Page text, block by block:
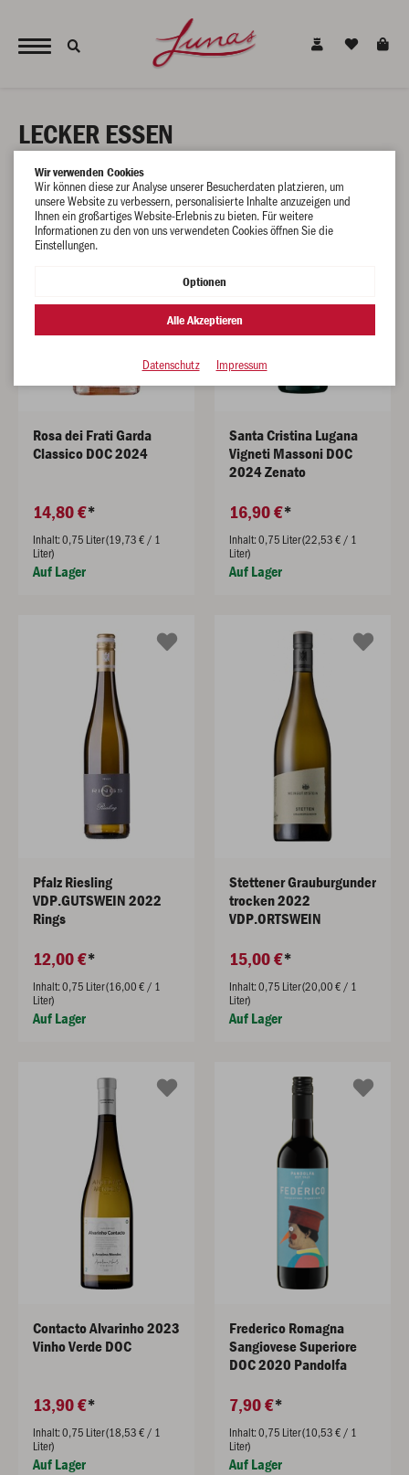
LECKER ESSEN
Rosa dei Frati Garda
Classico DOC 2024
14,80 €
Inhalt: 0,75 Liter (19,73 € / 1
Liter)
Auf Lager
Santa Cristina Lugana
Vigneti Massoni DOC
2024 Zenato
16,90 €
Inhalt: 0,75 Liter (22,53 € / 1
Liter)
Auf Lager
Pfalz Riesling
VDP.GUTSWEIN 2022
Rings
12,00 €
Inhalt: 0,75 Liter (16,00 € / 1
Liter)
Auf Lager
Stettener Grauburgunder
trocken 2022
VDP.ORTSWEIN
15,00 €
Inhalt: 0,75 Liter (20,00 € / 1
Liter)
Auf Lager
Contacto Alvarinho 2023
Vinho Verde DOC
13,90 €
Inhalt: 0,75 Liter (18,53 € / 1
Liter)
Auf Lager
Frederico Romagna
Sangiovese Superiore
DOC 2020 Pandolfa
7,90 €
Inhalt: 0,75 Liter (10,53 € / 1
Liter)
Auf Lager
Wir verwenden Cookies
Wir können diese zur Analyse unserer Besucherdaten platzieren, um
unsere Website zu verbessern, personalisierte Inhalte anzuzeigen und
Ihnen ein großartiges Website-Erlebnis zu bieten. Für weitere
Informationen zu den von uns verwendeten Cookies öffnen Sie die
Einstellungen.
Optionen
Alle Akzeptieren
Datenschutz Impressum